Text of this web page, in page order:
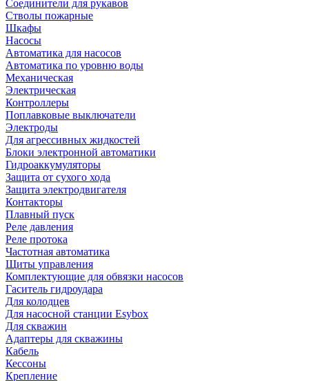
Соединители для рукавов
Стволы пожарные
Шкафы
Насосы
Автоматика для насосов
Автоматика по уровню воды
Механическая
Электрическая
Контроллеры
Поплавковые выключатели
Электроды
Для агрессивных жидкостей
Блоки электронной автоматики
Гидроаккумуляторы
Защита от сухого хода
Защита электродвигателя
Контакторы
Плавный пуск
Реле давления
Реле протока
Частотная автоматика
Щиты управления
Комплектующие для обвязки насосов
Гаситель гидроудара
Для колодцев
Для насосной станции Esybox
Для скважин
Адаптеры для скважины
Кабель
Кессоны
Крепление